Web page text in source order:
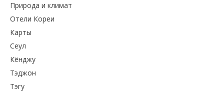
Природа и климат
Отели Кореи
Карты
Сеул
Кёнджу
Тэджон
Тэгу